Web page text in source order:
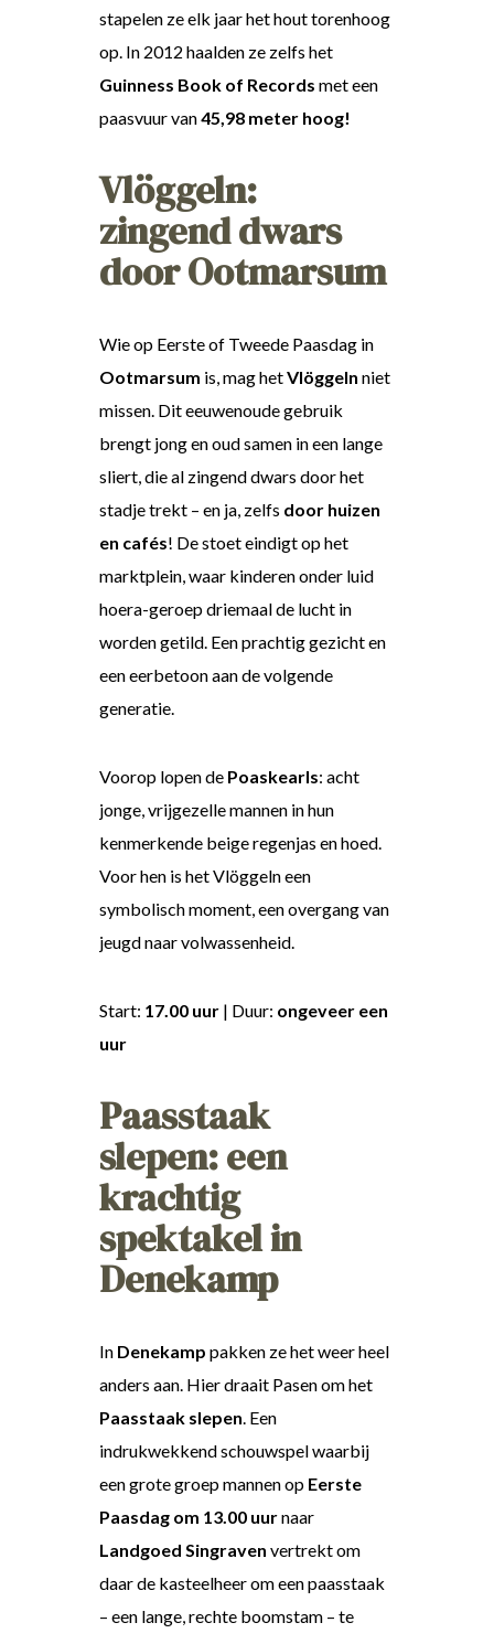
stapelen ze elk jaar het hout torenhoog
op. In 2012 haalden ze zelfs het
Guinness Book of Records met een
paasvuur van45,98 meter hoog!
Vlöggeln:
zingend dwars
door Ootmarsum
Wie op Eerste of Tweede Paasdag in
Ootmarsum is, mag hetVlöggeln niet
missen. Dit eeuwenoude gebruik
brengt jong en oud samen in een lange
sliert, die al zingend dwars door het
stadje trekt – en ja, zelfs door huizen
en cafés! De stoet eindigt op het
marktplein, waar kinderen onder luid
hoera-geroep driemaal de lucht in
worden getild. Een prachtig gezicht en
een eerbetoon aan de volgende
generatie.
Voorop lopen de Poaskearls: acht
jonge, vrijgezelle mannen in hun
kenmerkende beige regenjas en hoed.
Voor hen is het Vlöggeln een
symbolisch moment, een overgang van
jeugd naar volwassenheid.
Start: 17.00 uur | Duur: ongeveer een
uur
Paasstaak
slepen: een
krachtig
spektakel in
Denekamp
In Denekamp pakken ze het weer heel
anders aan. Hier draait Pasen om het
Paasstaak slepen. Een
indrukwekkend schouwspel waarbij
een grote groep mannen op Eerste
Paasdag om 13.00 uurnaar
Landgoed Singraven vertrekt om
daar de kasteelheer om een paasstaak
– een lange, rechte boomstam – te